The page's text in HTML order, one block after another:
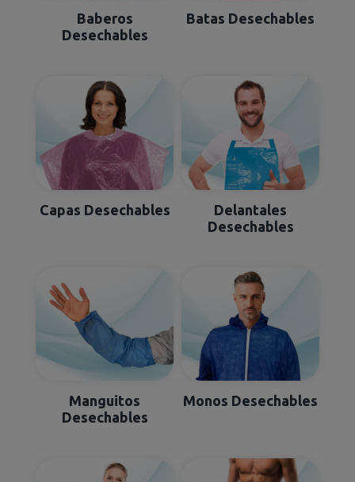
Baberos
Desechables
Batas Desechables
Capas Desechables
Delantales
Desechables
Manguitos
Desechables
Monos Desechables